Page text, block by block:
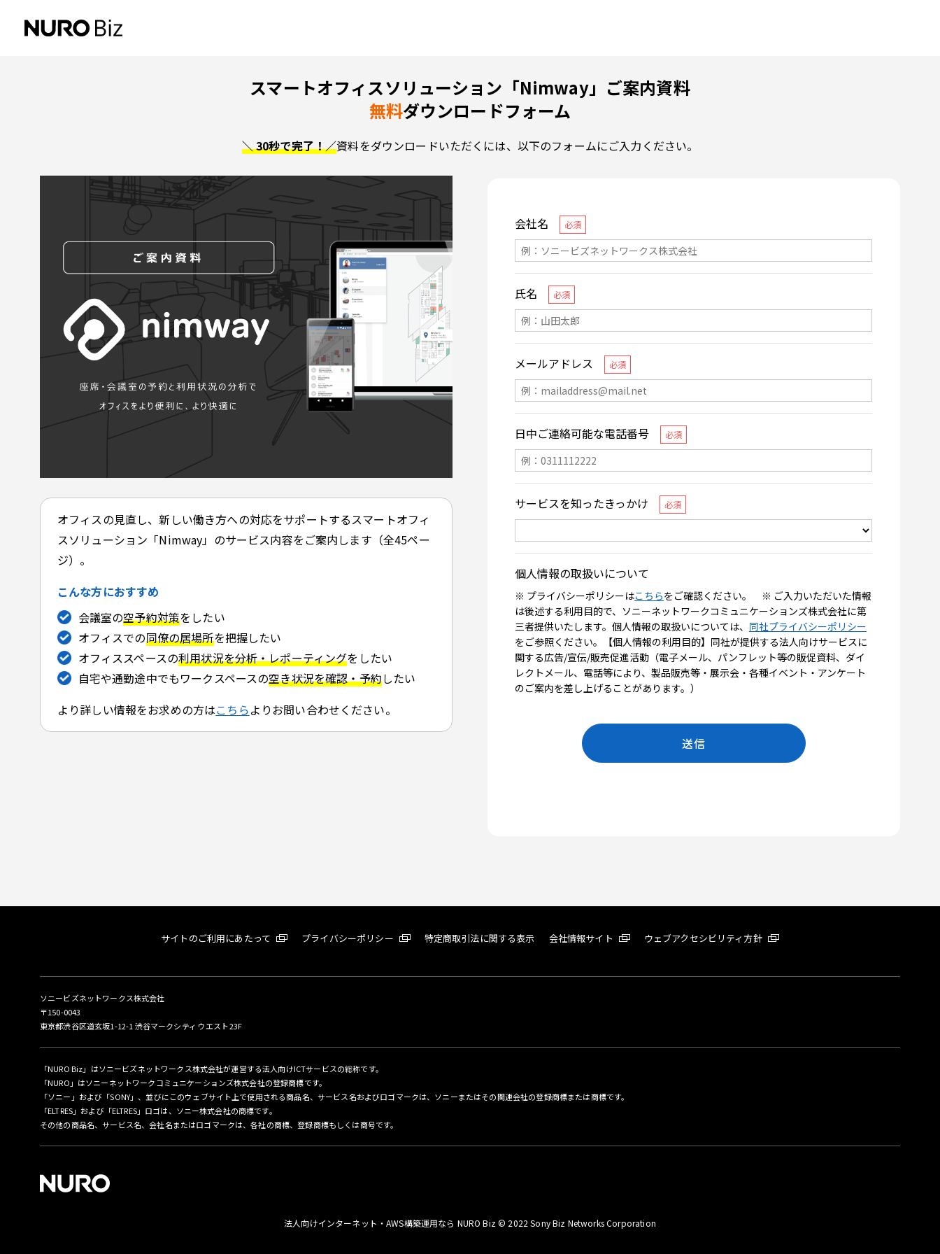
スマートオフィスソリューション「Nimway」ご案内資料
無料ダウンロードフォーム
＼ 30秒で完了！／資料をダウンロードいただくには、以下のフォームにご入力ください。
オフィスの見直し、新しい働き方への対応をサポートするスマートオフィ
スソリューション「Nimway」のサービス内容をご案内します（全45ペー
ジ）。
こんな方におすすめ
会議室の空予約対策をしたい
オフィスでの同僚の居場所を把握したい
オフィススペースの利用状況を分析・レポーティングをしたい
自宅や通勤途中でもワークスペースの空き状況を確認・予約したい
より詳しい情報をお求めの方はこちらよりお問い合わせください。
サイトのご利用にあたって プライバシーポリシー 特定商取引法に関する表示 会社情報サイト ウェブアクセシビリティ方針
ソニービズネットワークス株式会社
〒150-0043
東京都渋谷区道玄坂1-12-1 渋谷マークシティ ウエスト23F
「NURO Biz」はソニービズネットワークス株式会社が運営する法人向けICTサービスの総称です。
「NURO」はソニーネットワークコミュニケーションズ株式会社の登録商標です。
「ソニー」および「SONY」、並びにこのウェブサイト上で使用される商品名、サービス名およびロゴマークは、ソニーまたはその関連会社の登録商標または商標です。
「ELTRES」および「ELTRES」ロゴは、ソニー株式会社の商標です。
その他の商品名、サービス名、会社名またはロゴマークは、各社の商標、登録商標もしくは商号です。
法人向けインターネット・AWS構築運用なら NURO Biz© 2022 Sony Biz Networks Corporation